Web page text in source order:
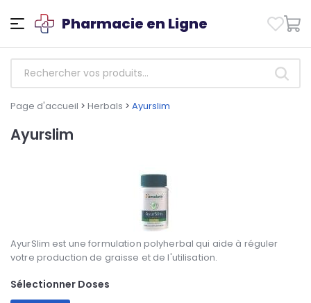
Pharmacie en Ligne
Page d'accueil > Herbals > Ayurslim
Ayurslim
AyurSlim est une formulation polyherbal qui aide à réguler
votre production de graisse et de l'utilisation.
Sélectionner Doses